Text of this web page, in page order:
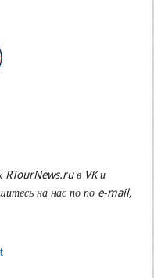
в VK и
на нас по по e-mail,